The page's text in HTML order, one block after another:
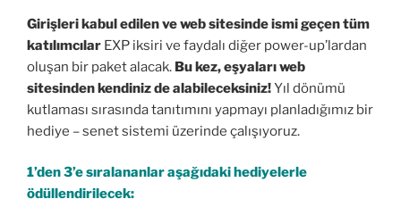
Girişleri kabul edilen ve web sitesinde ismi geçen tüm
katılımcılar EXP iksiri ve faydalı diğer power-up’lardan
oluşan bir paket alacak. Bu kez, eşyaları web
sitesinden kendiniz de alabileceksiniz!Yıl dönümü
kutlaması sırasında tanıtımını yapmayı planladığımız bir
hediye – senet sistemi üzerinde çalışıyoruz.
1’den 3’e sıralananlar aşağıdaki hediyelerle
ödüllendirilecek: